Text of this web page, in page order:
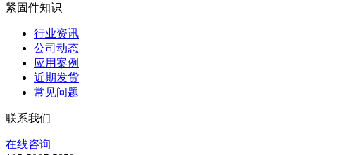
紧固件知识
行业资讯
公司动态
应用案例
近期发货
常见问题
联系我们
在线咨询